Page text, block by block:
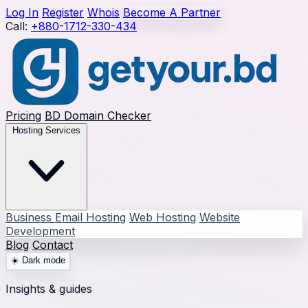
Log In Register Whois Become A Partner
Call: +880-1712-330-434
Pricing BD Domain Checker
Hosting Services
Business Email Hosting Web Hosting Website
Development
Blog Contact
☀️ Dark mode
Insights & guides